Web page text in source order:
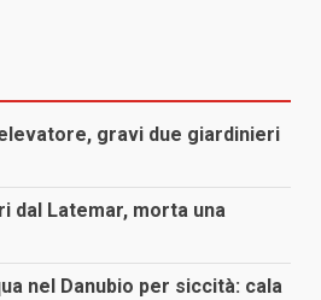
gravi due giardinieri
dal Latemar, morta una
nel Danubio per siccità: cala